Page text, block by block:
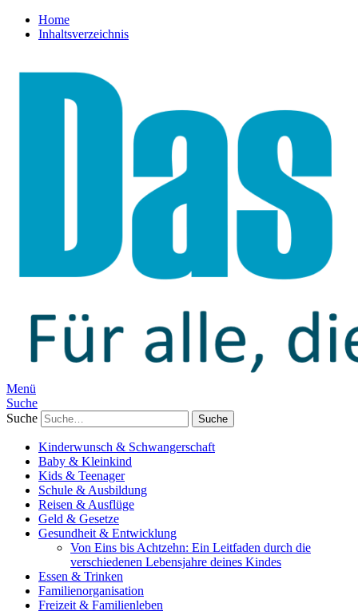
Home
Inhaltsverzeichnis
Menü
Suche
Suche
Kinderwunsch & Schwangerschaft
Baby & Kleinkind
Kids & Teenager
Schule & Ausbildung
Reisen & Ausflüge
Geld & Gesetze
Gesundheit & Entwicklung
Von Eins bis Achtzehn: Ein Leitfaden durch die
verschiedenen Lebensjahre deines Kindes
Essen & Trinken
Familienorganisation
Freizeit & Familienleben